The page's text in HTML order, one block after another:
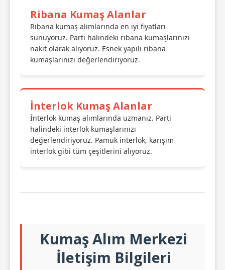
Ribana Kumaş Alanlar
Ribana kumaş alımlarında en iyi fiyatları
sunuyoruz. Parti halindeki ribana kumaşlarınızı
nakit olarak alıyoruz. Esnek yapılı ribana
kumaşlarınızı değerlendiriyoruz.
İnterlok Kumaş Alanlar
İnterlok kumaş alımlarında uzmanız. Parti
halindeki interlok kumaşlarınızı
değerlendiriyoruz. Pamuk interlok, karışım
interlok gibi tüm çeşitlerini alıyoruz.
Kumaş Alım Merkezi
İletişim Bilgileri